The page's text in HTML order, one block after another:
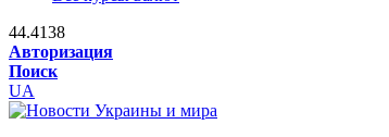
44.4138
Авторизация
Поиск
UA